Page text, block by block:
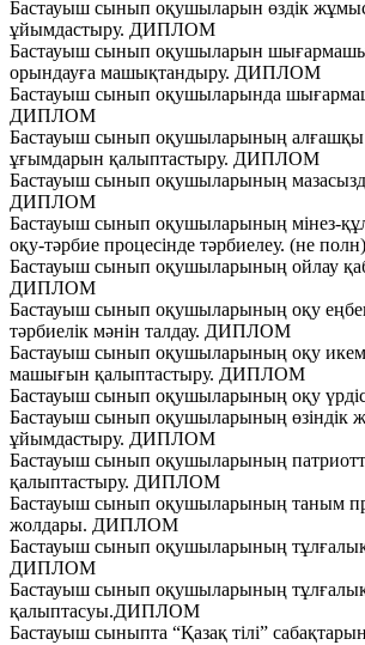
Бастауыш сынып оқушыларын өздік
ұйымдастыру. ДИПЛОМ
Бастауыш сынып оқушыларын
орындауға машықтандыру. ДИПЛОМ
Бастауыш сынып оқушыларында
ДИПЛОМ
Бастауыш сынып оқушыларының
ұғымдарын қалыптастыру. ДИПЛОМ
Бастауыш сынып оқушыларының
ДИПЛОМ
Бастауыш сынып оқушыларының мінез-
оқу-тәрбие процесінде тәрбиелеу. (не
Бастауыш сынып оқушыларының ойлау
ДИПЛОМ
Бастауыш сынып оқушыларының оқу
тәрбиелiк мәнiн талдау. ДИПЛОМ
Бастауыш сынып оқушыларының оқу
машығын қалыптастыру. ДИПЛОМ
Бастауыш сынып оқушыларының оқу
Бастауыш сынып оқушыларының өзіндік
ұйымдастыру. ДИПЛОМ
Бастауыш сынып оқушыларының
қалыптастыру. ДИПЛОМ
Бастауыш сынып оқушыларының таным
жолдары. ДИПЛОМ
Бастауыш сынып оқушыларының
ДИПЛОМ
Бастауыш сынып оқушыларының
қалыптасуы.ДИПЛОМ
Бастауыш сыныпта “Қазақ тілі”